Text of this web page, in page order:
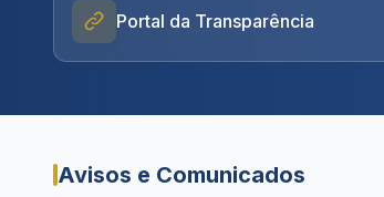
Portal da Transparência
Avisos e Comunicados